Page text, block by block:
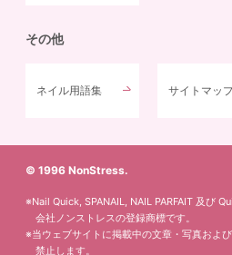
その他
ネイル用語集 サイトマッ
© 1996 NonStress.
※Nail Quick, SPANAIL, NAIL PARFAIT 及び
会社ノンストレスの登録商標です。
※当ウェブサイトに掲載中の文章・写真およ
禁止します。